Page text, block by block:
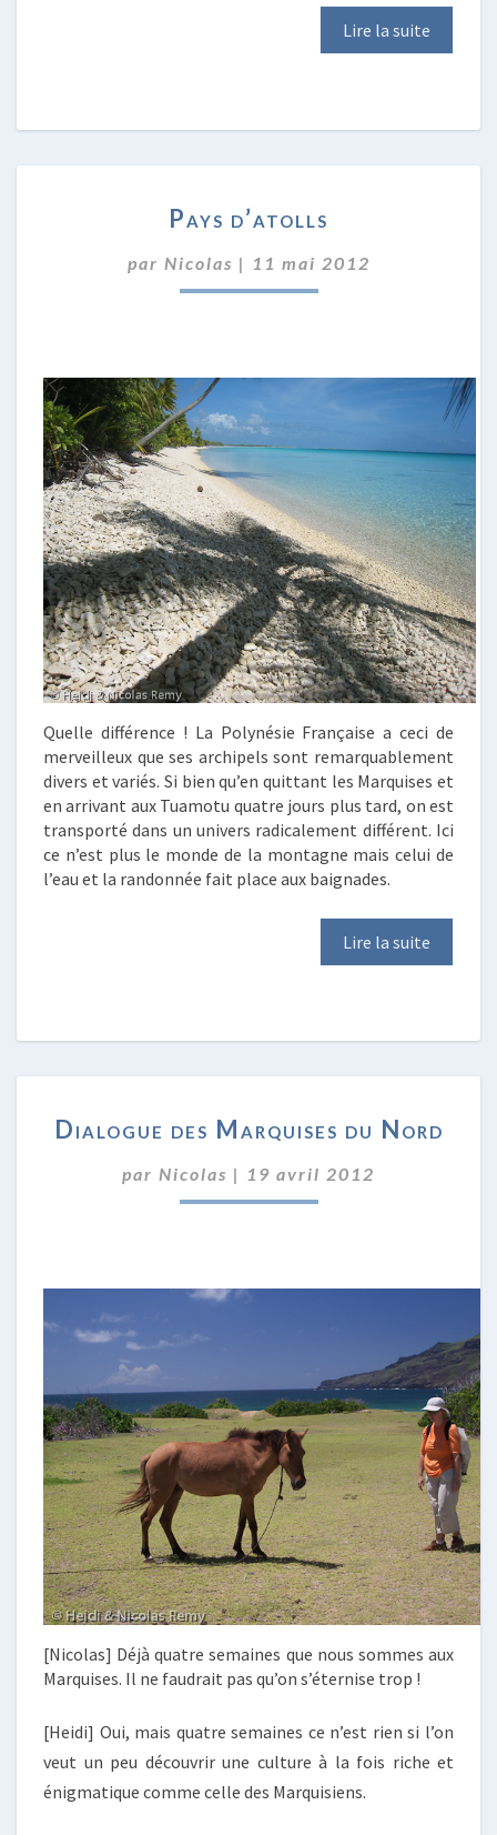
Lire la suite
D’ATOLLS
Pays d’atolls
par Nicolas | 11 mai 2012
Quelle différence ! La Polynésie Française a ceci de
merveilleux que ses archipels sont remarquablement
divers et variés. Si bien qu’en quittant les Marquises et
en arrivant aux Tuamotu quatre jours plus tard, on est
transporté dans un univers radicalement différent. Ici
ce n’est plus le monde de la montagne mais celui de
l’eau et la randonnée fait place aux baignades.
Lire la suite
DES
DU
NORD
Dialogue des Marquises du Nord
par Nicolas | 19 avril 2012
[Nicolas] Déjà quatre semaines que nous sommes aux
Marquises. Il ne faudrait pas qu’on s’éternise trop !
[Heidi] Oui, mais quatre semaines ce n’est rien si l’on
veut un peu découvrir une culture à la fois riche et
énigmatique comme celle des Marquisiens.